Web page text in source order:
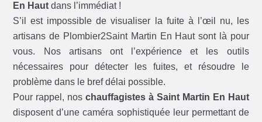
En Haut dans l’immédiat !
S’il est impossible de visualiser la fuite à l’œil nu, les
artisans de Plombier2Saint Martin En Haut sont là pour
vous. Nos artisans ont l’expérience et les outils
nécessaires pour détecter les fuites, et résoudre le
problème dans le bref délai possible.
Pour rappel, noschauffagistes à Saint Martin En Haut
disposent d’une caméra sophistiquée leur permettant de